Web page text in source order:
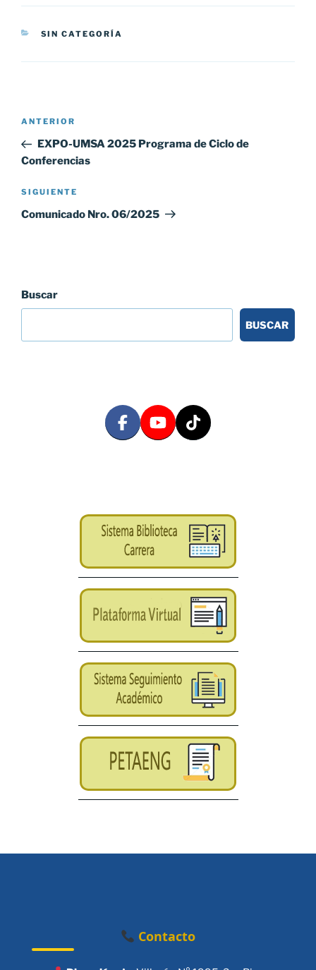
CATEGORÍAS
SIN CATEGORÍA
Navegación
entradas
Entrada
anterior:
ANTERIOR
EXPO-UMSA 2025 Programa de Ciclo de
Conferencias
Siguiente
entrada
SIGUIENTE
Comunicado Nro. 06/2025
Buscar
BUSCAR
Contacto